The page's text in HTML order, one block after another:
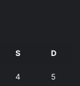
S D
4 5